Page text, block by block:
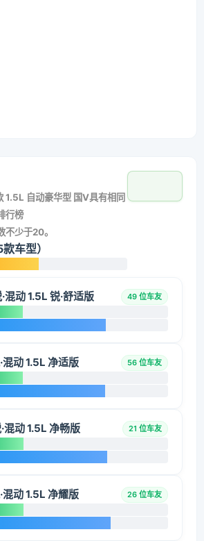
1.5L 自动豪华型 国V具有相同
行榜
不少于20。
车型）
动 1.5L 锐·舒适版 49 位车友
动 1.5L 净适版 56 位车友
混动 1.5L 净畅版 21 位车友
动 1.5L 净耀版 26 位车友